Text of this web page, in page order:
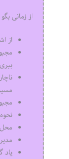
از زمانی
از
یاد